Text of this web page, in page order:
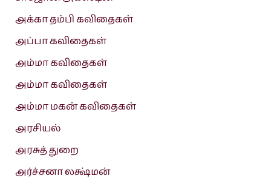
அக்கா தம்பி கவிதைகள்
அப்பா கவிதைகள்
அம்மா கவிதைகள்
அம்மா கவிதைகள்
அம்மா மகன் கவிதைகள்
அரசியல்
அரசுத் துறை
அர்ச்சனா லக்ஷ்மன்